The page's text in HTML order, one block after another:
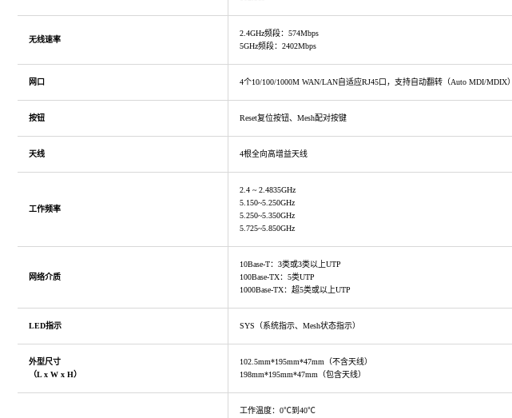
无线速率
2.4GHz频段：574Mbps
5GHz频段：2402Mbps
网口 4个10/100/1000M WAN/LAN自适应RJ45口，支持自动翻转（Auto MDI/MDIX）
按钮 Reset复位按钮、Mesh配对按键
天线 4根全向高增益天线
工作频率
2.4 ~ 2.4835GHz
5.150~5.250GHz
5.250~5.350GHz
5.725~5.850GHz
网络介质
10Base-T：3类或3类以上UTP
100Base-TX：5类UTP
1000Base-TX：超5类或以上UTP
LED指示 SYS（系统指示、Mesh状态指示）
外型尺寸
（L x W x H）
102.5mm*195mm*47mm（不含天线）
198mm*195mm*47mm（包含天线）
工作温度：0℃到40℃